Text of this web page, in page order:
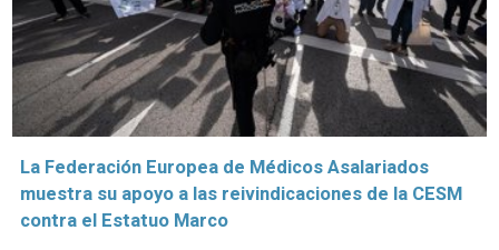
La Federación Europea de Médicos Asalariados
muestra su apoyo a las reivindicaciones de la CESM
contra el Estatuo Marco